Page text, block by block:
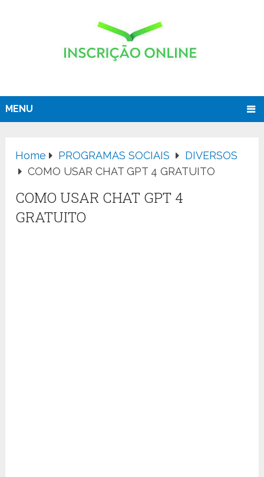
MENU
Home PROGRAMAS SOCIAIS
DIVERSOS
COMO USAR CHAT GPT 4 GRATUITO
COMO USAR CHAT GPT 4
GRATUITO